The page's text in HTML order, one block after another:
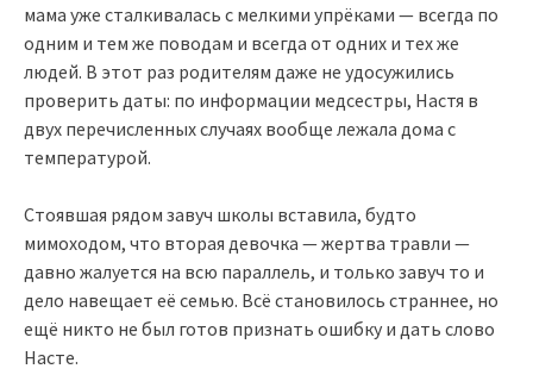
мама уже сталкивалась с мелкими упрёками — всегда по
одним и тем же поводам и всегда от одних и тех же
людей. В этот раз родителям даже не удосужились
проверить даты: по информации медсестры, Настя в
двух перечисленных случаях вообще лежала дома с
температурой.
Стоявшая рядом завуч школы вставила, будто
мимоходом, что вторая девочка — жертва травли —
давно жалуется на всю параллель, и только завуч то и
дело навещает её семью. Всё становилось страннее, но
ещё никто не был готов признать ошибку и дать слово
Насте.